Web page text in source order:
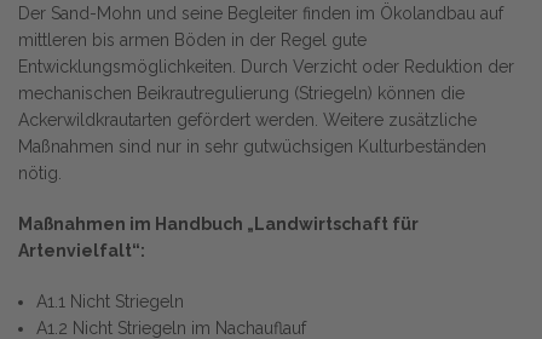
Der Sand-Mohn und seine Begleiter finden im Ökolandbau auf
mittleren bis armen Böden in der Regel gute
Entwicklungsmöglichkeiten. Durch Verzicht oder Reduktion der
mechanischen Beikrautregulierung (Striegeln) können die
Ackerwildkrautarten gefördert werden. Weitere zusätzliche
Maßnahmen sind nur in sehr gutwüchsigen Kulturbeständen
nötig.
Maßnahmen im Handbuch „Landwirtschaft für
Artenvielfalt“:
A1.1 Nicht Striegeln
A1.2 Nicht Striegeln im Nachauflauf